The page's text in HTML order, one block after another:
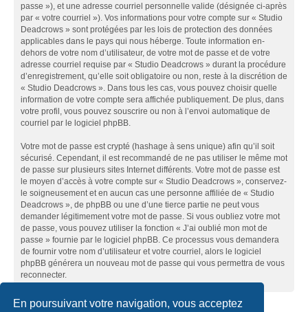
En poursuivant votre navigation, vous acceptez
passe »), et une adresse courriel personnelle valide (désignée ci-après
par « votre courriel »). Vos informations pour votre compte sur « Studio
Deadcrows » sont protégées par les lois de protection des données
applicables dans le pays qui nous héberge. Toute information en-
dehors de votre nom d’utilisateur, de votre mot de passe et de votre
adresse courriel requise par « Studio Deadcrows » durant la procédure
d’enregistrement, qu’elle soit obligatoire ou non, reste à la discrétion de
« Studio Deadcrows ». Dans tous les cas, vous pouvez choisir quelle
information de votre compte sera affichée publiquement. De plus, dans
votre profil, vous pouvez souscrire ou non à l’envoi automatique de
courriel par le logiciel phpBB.
Votre mot de passe est crypté (hashage à sens unique) afin qu’il soit
sécurisé. Cependant, il est recommandé de ne pas utiliser le même mot
de passe sur plusieurs sites Internet différents. Votre mot de passe est
le moyen d’accès à votre compte sur « Studio Deadcrows », conservez-
le soigneusement et en aucun cas une personne affiliée de « Studio
Deadcrows », de phpBB ou une d’une tierce partie ne peut vous
demander légitimement votre mot de passe. Si vous oubliez votre mot
de passe, vous pouvez utiliser la fonction « J’ai oublié mon mot de
passe » fournie par le logiciel phpBB. Ce processus vous demandera
de fournir votre nom d’utilisateur et votre courriel, alors le logiciel
phpBB générera un nouveau mot de passe qui vous permettra de vous
reconnecter.